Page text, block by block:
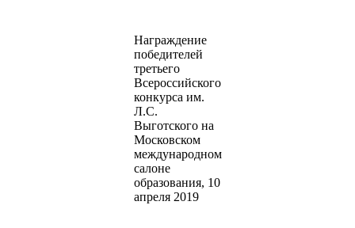
Награждение
победителей
третьего
Всероссийского
конкурса им.
Л.С.
Выготского на
Московском
международном
салоне
образования, 10
апреля 2019